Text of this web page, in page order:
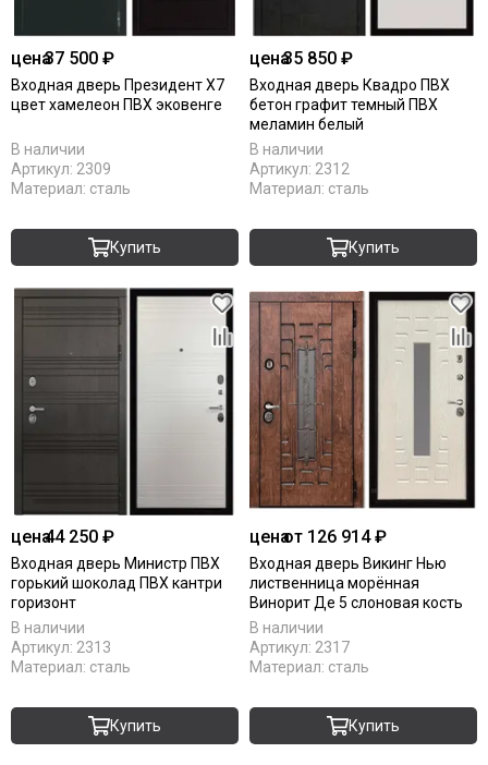
цена37 500 ₽
Входная дверь Президент Х7
цвет хамелеон ПВХ эковенге
В наличии
Артикул: 2309
Материал: сталь
Купить
цена35 850 ₽
Входная дверь Квадро ПВХ
бетон графит темный ПВХ
меламин белый
В наличии
Артикул: 2312
Материал: сталь
Купить
цена44 250 ₽
Входная дверь Министр ПВХ
горький шоколад ПВХ кантри
горизонт
В наличии
Артикул: 2313
Материал: сталь
Купить
ценаот 126 914 ₽
Входная дверь Викинг Нью
лиственница морённая
Винорит Де 5 слоновая кость
В наличии
Артикул: 2317
Материал: сталь
Купить